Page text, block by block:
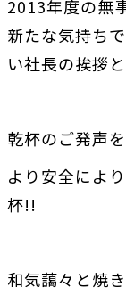
2013年度の無
新たな気持ち
い社長の挨拶
乾杯のご発声
より安全によ
杯!!
和気藹々と焼